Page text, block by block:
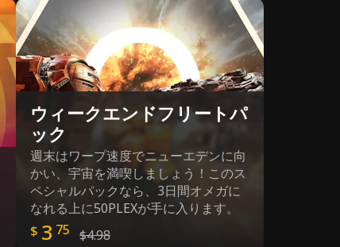
ウィークエンドフリートパ
ック
週末はワープ速度でニューエデンに向
かい、宇宙を満喫しましょう！このス
ペシャルパックなら、3日間オメガに
なれる上に50PLEXが手に入ります。
$ 3 75 $4.98